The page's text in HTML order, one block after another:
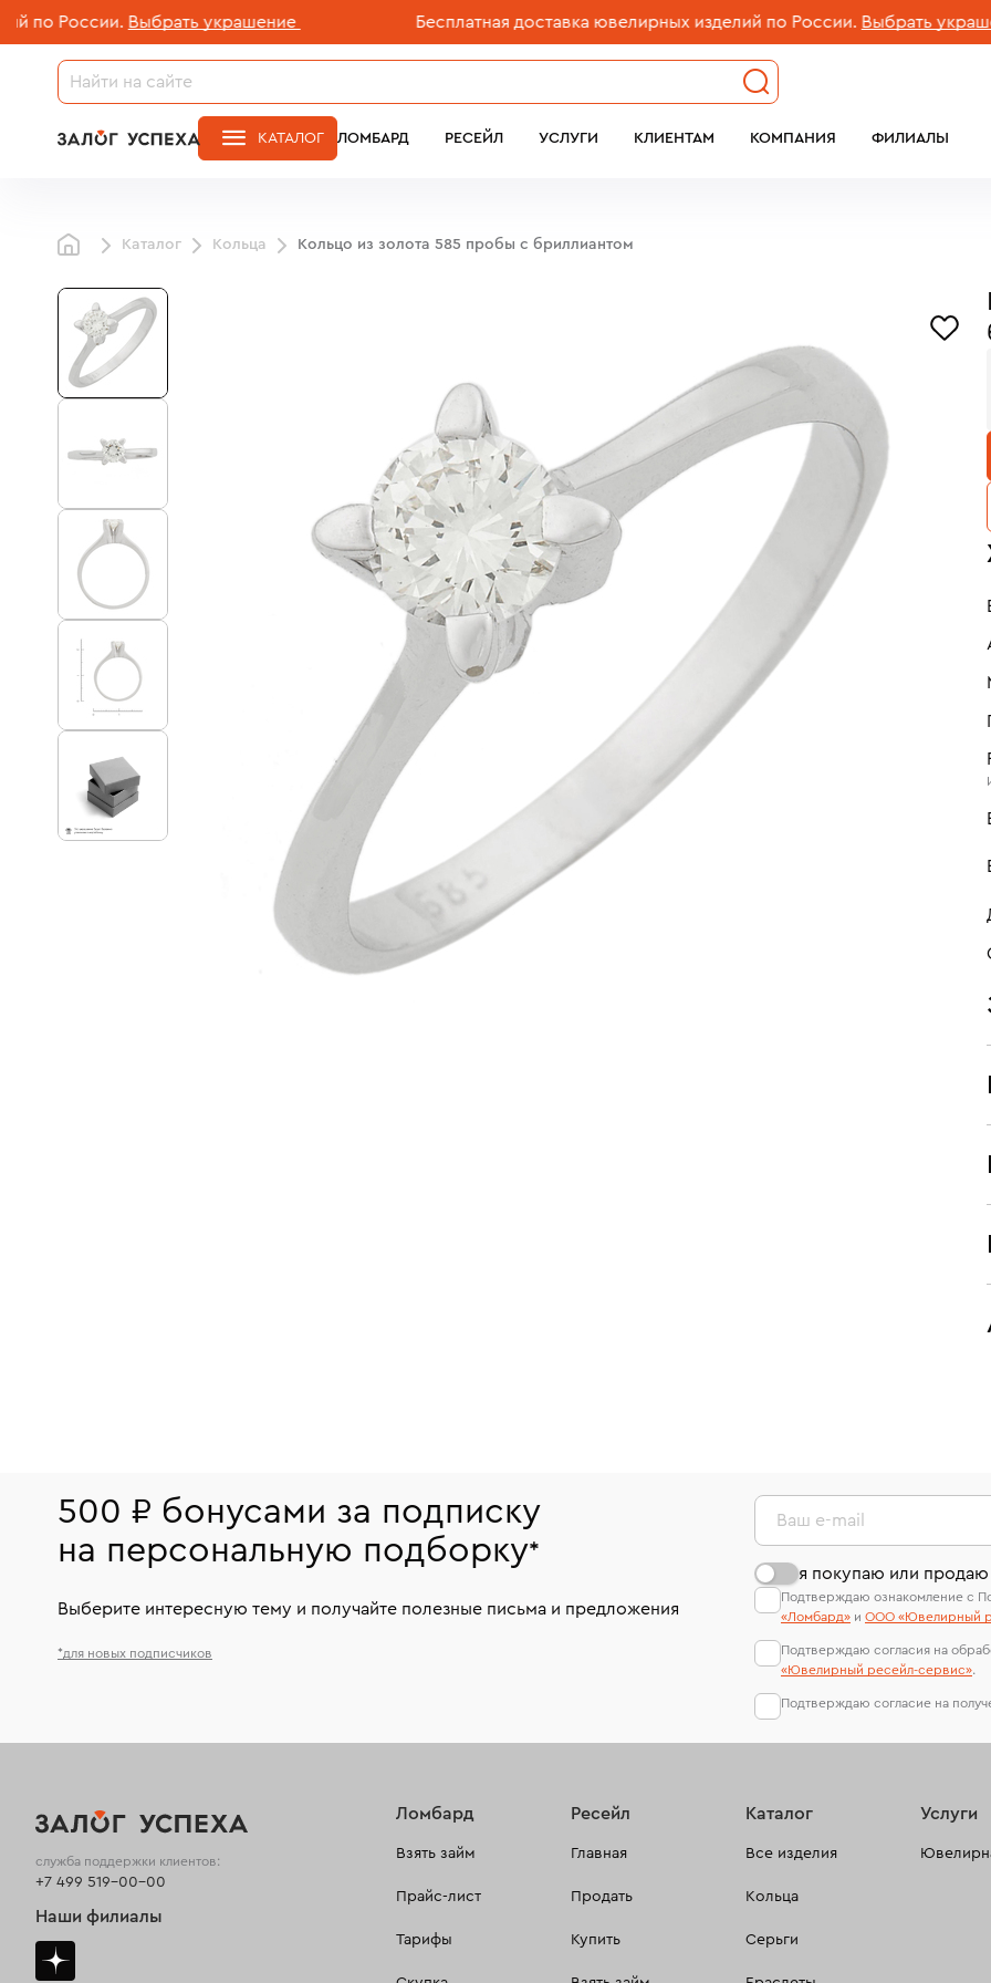
России. Выбрать украшение Бесплатная доставка ювелирных изделий по России. Выбрать украшение
ЛОМБАРД РЕСЕЙЛ УСЛУГИ КЛИЕНТАМ КОМПАНИЯ ФИЛИАЛЫ
КАТАЛОГ
Каталог Кольца Кольцо из золота 585 пробы с бриллиантом
500 ₽ бонусами за подписку
на персональную подборку*
Выберите интересную тему и получайте полезные письма и предложения
*для новых подписчиков
Ваш e-mail
я покупаю или
Подтверждаю ознакомление с
«Ломбард» и ООО «Ювелирный
Подтверждаю согласия на
«Ювелирный ресейл-сервиc».
Подтверждаю согласие на
Ломбард
Взять займ
Прайс-лист
Тарифы
Ресейл
Главная
Продать
Купить
Каталог
Все изделия
Кольца
Серьги
Услуги
служба поддержки клиентов:
+7 499 519-00-00
Наши филиалы